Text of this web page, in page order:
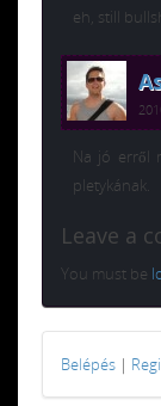
eh, still
Na jó erről
pletykának.
Leave a
You must be
Belépés |